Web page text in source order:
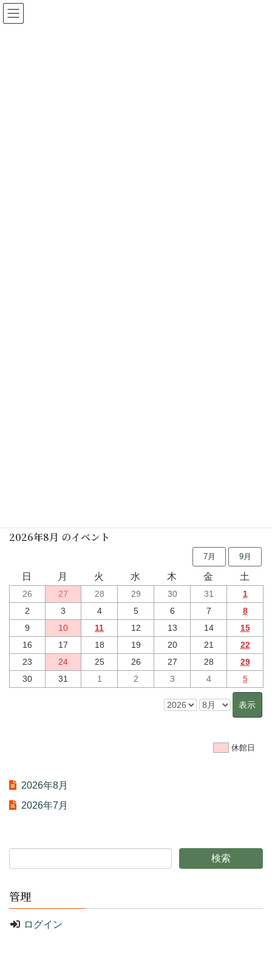
2026年8月 のイベント
7月 9月
日 月 火 水 木 金 土
26 27 28 29 30 31
1
2
3 4 5 6 7
8
9
10 11 12 13 14
15
16
17 18 19 20 21
22
23
24 25 26 27 28
29
30
31 1 2 3 4 5
休館日
2026年8月
2026年7月
管理
ログイン